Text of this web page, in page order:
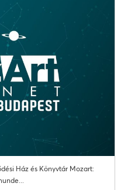
Ház és Könyvtár Mozart: